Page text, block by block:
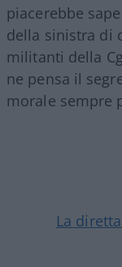
piacerebbe
della sinistra di
militanti della
ne pensa il
morale sempre
La